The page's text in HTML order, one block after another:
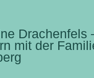
Drachenfels
mit der